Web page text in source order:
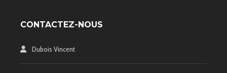
CONTACTEZ-NOUS
Dubois Vincent